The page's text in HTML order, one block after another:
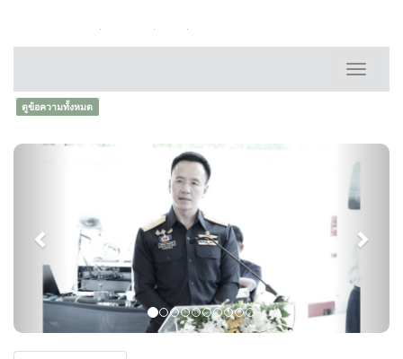
Toggle
ดูข้อความทั้งหมด
Previous Next